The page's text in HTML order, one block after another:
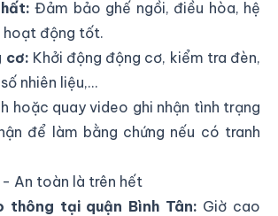
Đảm bảo ghế ngồi, điều hòa, hệ
hoạt động tốt.
cơ: Khởi động động cơ, kiểm tra đèn,
nhiên liệu,...
hoặc quay video ghi nhận tình trạng
để làm bằng chứng nếu có tranh
- An toàn là trên hết
thông tại quận Bình Tân: Giờ cao